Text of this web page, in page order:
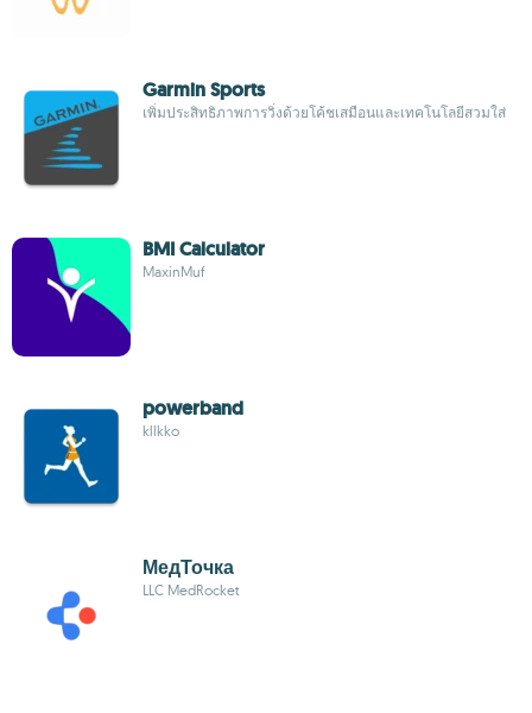
Garmin Sports
เพิ่มประสิทธิภาพการวิ่งด้วยโค้ชเสมือนและเทคโนโลยีสวมใส่
BMI Calculator
MaxinMuf
powerband
kllkko
МедТочка
LLC MedRocket